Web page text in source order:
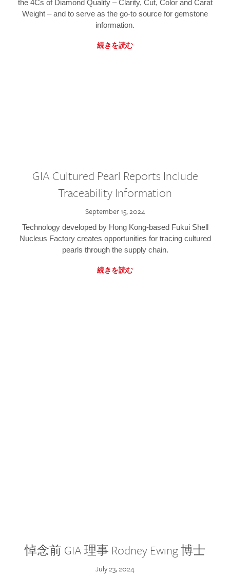
the 4Cs of Diamond Quality – Clarity, Cut, Color and Carat
Weight – and to serve as the go-to source for gemstone
information.
続きを読む
GIA Cultured Pearl Reports Include
Traceability Information
September 15, 2024
Technology developed by Hong Kong-based Fukui Shell
Nucleus Factory creates opportunities for tracing cultured
pearls through the supply chain.
続きを読む
悼念前 GIA 理事 Rodney Ewing 博士
July 23, 2024